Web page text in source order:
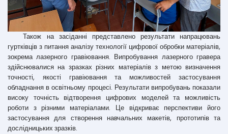
Також на засіданні представлено результати напрацювань
гуртківців з питання аналізу технології цифрової обробки матеріалів,
зокрема лазерного гравіювання. Випробування лазерного гравера
здійснювалися на зразках різних матеріалів з метою визначення
точності, якості гравіювання та можливостей застосування
обладнання в освітньому процесі. Результати випробувань показали
високу точність відтворення цифрових моделей та можливість
роботи з різними матеріалами. Це відкриває перспективи його
застосування для створення навчальних макетів, прототипів та
дослідницьких зразків.